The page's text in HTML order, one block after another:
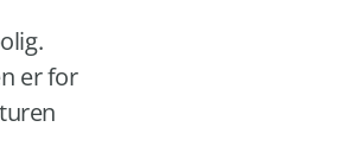
er for